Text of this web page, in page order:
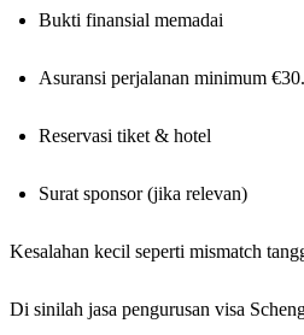
Bukti finansial memadai
Asuransi perjalanan minimum
Reservasi tiket & hotel
Surat sponsor (jika relevan)
Kesalahan kecil seperti mismatch
Di sinilah jasa pengurusan visa